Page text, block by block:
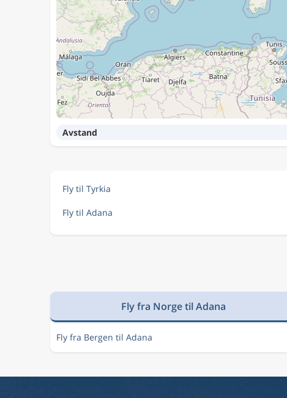
Avstand
Fly til Tyrkia
Fly til Adana
Fly fra Norge til Adana
Fly fra Bergen til Adana